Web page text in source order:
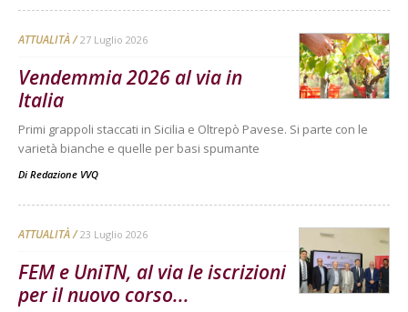
ATTUALITÀ 27 Luglio 2026
Vendemmia 2026 al via in
Italia
Primi grappoli staccati in Sicilia e Oltrepò Pavese. Si parte con le
varietà bianche e quelle per basi spumante
Di Redazione VVQ
ATTUALITÀ 23 Luglio 2026
FEM e UniTN, al via le iscrizioni
per il nuovo corso...